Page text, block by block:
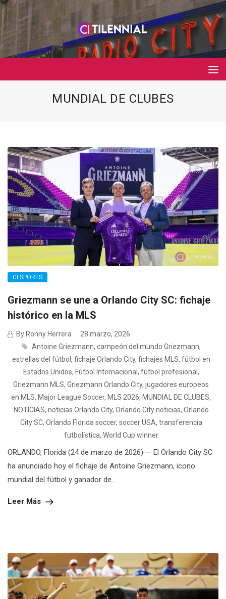
MUNDIAL DE CLUBES
CI SPORTS
Griezmann se une a Orlando City SC: fichaje
histórico en la MLS
By Ronny Herrera
28 marzo, 2026
Antoine Griezmann, campeón del mundo Griezmann,
estrellas del fútbol , fichaje Orlando City, fichajes MLS, fútbol en
Estados Unidos, Fútbol Internacional , fútbol profesional ,
Griezmann MLS, Griezmann Orlando City, jugadores europeos
en MLS, Major League Soccer, MLS 2026, MUNDIAL DE CLUBES,
NOTICIAS, noticias Orlando City, Orlando City noticias, Orlando
City SC, Orlando Florida soccer, soccer USA, transferencia
futbolística, World Cup winner
ORLANDO, Florida (24 de marzo de 2026) — El Orlando City SC
ha anunciado hoy el fichaje de Antoine Griezmann, icono
mundial del fútbol y ganador de...
Leer Más